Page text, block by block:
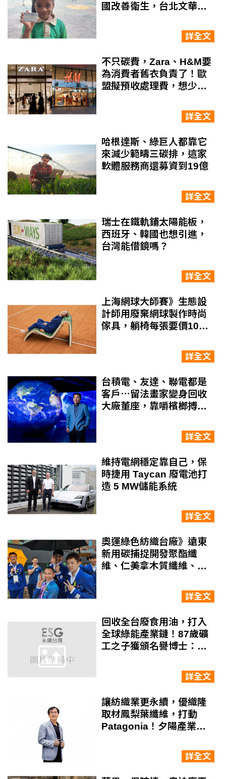
國改善衛生，台北文華東
詳全文
不只碳費，Zara、H&M要
為消費者舊衣負責了！歐
盟擬預收處理費，想少繳
詳全文
哈根達斯、綠巨人都靠它
來減少範疇三碳排，這家
軟體服務商還募資到19億
詳全文
瑞士在鐵軌鋪太陽能板，
西班牙、韓國也想引進，
台灣能借鏡嗎？
詳全文
上海網球大師賽》生態設
計師用廢棄網球製作時尚
傢具，躺椅每張要價10萬
詳全文
台積電、友達、聯電都是
客戶⋯留法畫家變身回收
大廠董座，靠嚼檳榔搏感
詳全文
維持電網穩定靠自己，保
時捷用 Taycan 廢電池打
造 5 MW儲能系統
詳全文
奧運綠色紡織台廠》遠東
新用碳捕捉開發聚酯纖
維、仁美拿木質纖維、牡
詳全文
回收全台廢食用油，打入
全球綠能產業鏈！87歲礦
工之子獲頒名譽博士：不
詳全文
讓紡織業更永續，優織隆
取材鳳梨葉纖維，打動
Patagonia！夕陽產業的
詳全文